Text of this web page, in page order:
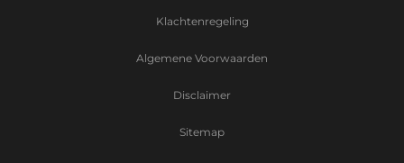
Klachtenregeling
Algemene Voorwaarden
Disclaimer
Sitemap